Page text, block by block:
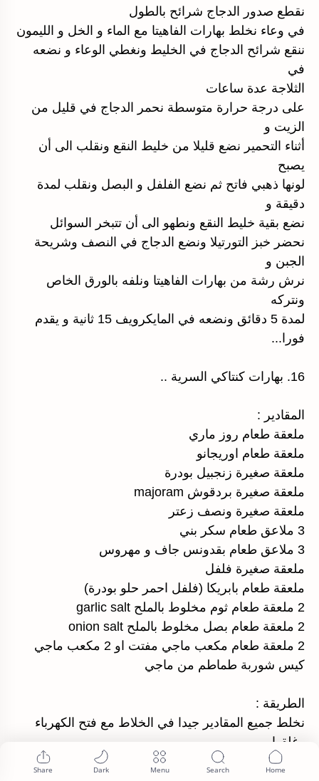
نقطع صدور الدجاج شرائح بالطول
في وعاء نخلط بهارات الفاهيتا مع الماء و الخل و الليمون
ننقع شرائح الدجاج في الخليط ونغطي الوعاء و نضعه
في
الثلاجة عدة ساعات
على درجة حرارة متوسطة نحمر الدجاج في قليل من
الزيت و
أثناء التحمير نضع قليلا من خليط النقع ونقلب الى أن
يصبح
لونها ذهبي فاتح ثم نضع الفلفل و البصل ونقلب لمدة
دقيقة و
نضع بقية خليط النقع ونطهو الى أن تتبخر السوائل
نحضر خبز التورتيلا ونضع الدجاج في النصف وشريحة
الجبن و
نرش رشة من بهارات الفاهيتا ونلفه بالورق الخاص
ونتركه
لمدة 5 دقائق ونضعه في المايكرويف 15 ثانية و يقدم
فورا...
16. بهارات كنتاكي السرية ..
المقادير :
ملعقة طعام روز ماري
ملعقة طعام اوريجانو
ملعقة صغيرة زنجبيل بودرة
ملعقة صغيرة بردقوش majoram
ملعقة صغيرة ونصف زعتر
3 ملاعق طعام سكر بني
3 ملاعق طعام بقدونس جاف و مهروس
ملعقة صغيرة فلفل
ملعقة طعام بابريكا (فلفل احمر حلو بودرة)
2 ملعقة طعام ثوم مخلوط بالملح garlic salt
2 ملعقة طعام بصل مخلوط بالملح onion salt
2 ملعقة طعام مكعب ماجي مفتت او 2 مكعب ماجي
كيس شوربة طماطم من ماجي
الطريقة :
نخلط جميع المقادير جيدا في الخلاط مع فتح الكهرباء
وغلقها
عدة مرات لمدة من 4-3 دقائق يعني نخلط ونتوقف ثم